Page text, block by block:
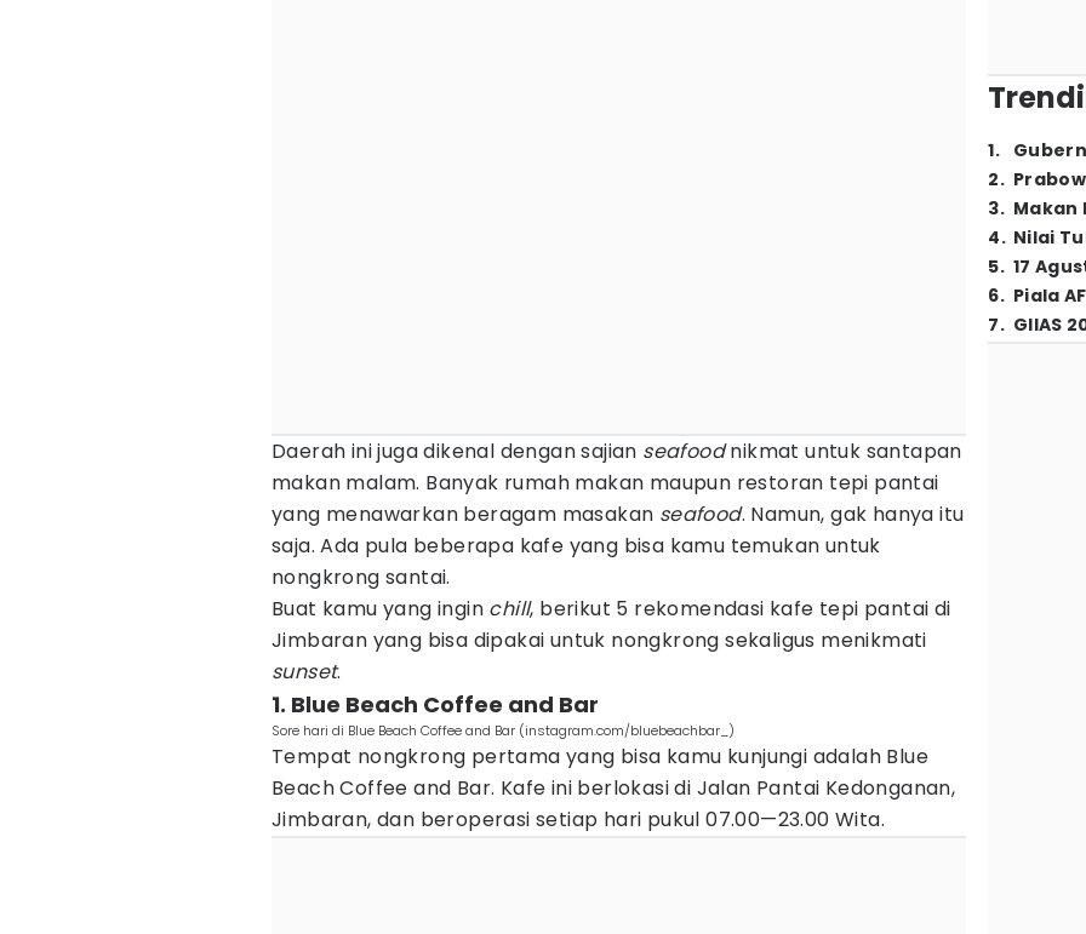
Daerah ini juga dikenal dengan sajian seafoodnikmat untuk santapan
makan malam. Banyak rumah makan maupun restoran tepi pantai
yang menawarkan beragam masakan seafood. Namun, gak hanya itu
saja. Ada pula beberapa kafe yang bisa kamu temukan untuk
nongkrong santai.
Buat kamu yang ingin chill, berikut 5 rekomendasi kafe tepi pantai di
Jimbaran yang bisa dipakai untuk nongkrong sekaligus menikmati
sunset.
1. Blue Beach Coffee and Bar
Sore hari di Blue Beach Coffee and Bar (instagram.com/bluebeachbar_)
Tempat nongkrong pertama yang bisa kamu kunjungi adalah Blue
Beach Coffee and Bar. Kafe ini berlokasi di Jalan Pantai Kedonganan,
Jimbaran, dan beroperasi setiap hari pukul 07.00—23.00 Wita.
1.
2.
3. Makan
4. Nilai
5. 17
6. Piala
7. GIIAS